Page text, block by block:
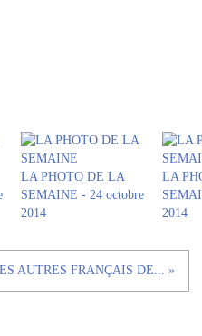
LA PHOTO DE LA
SEMAINE - 24 octobre
2014
LA
2014
AUTRES FRANÇAIS DE... »